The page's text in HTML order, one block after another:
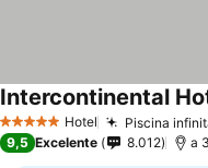
5 Estrellas Hotel Piscina
9,5 Excelente 8.012 a